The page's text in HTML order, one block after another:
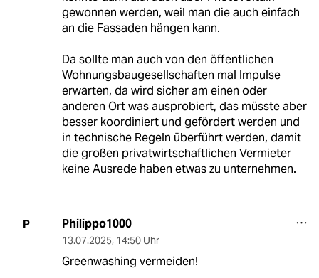
gewonnen werden, weil man die auch einfach
an die Fassaden hängen kann.
Da sollte man auch von den öffentlichen
Wohnungsbaugesellschaften mal Impulse
erwarten, da wird sicher am einen oder
anderen Ort was ausprobiert, das müsste aber
besser koordiniert und gefördert werden und
in technische Regeln überführt werden, damit
die großen privatwirtschaftlichen Vermieter
keine Ausrede haben etwas zu unternehmen.
P Philippo1000
13.07.2025, 14:50 Uhr
Greenwashing vermeiden!